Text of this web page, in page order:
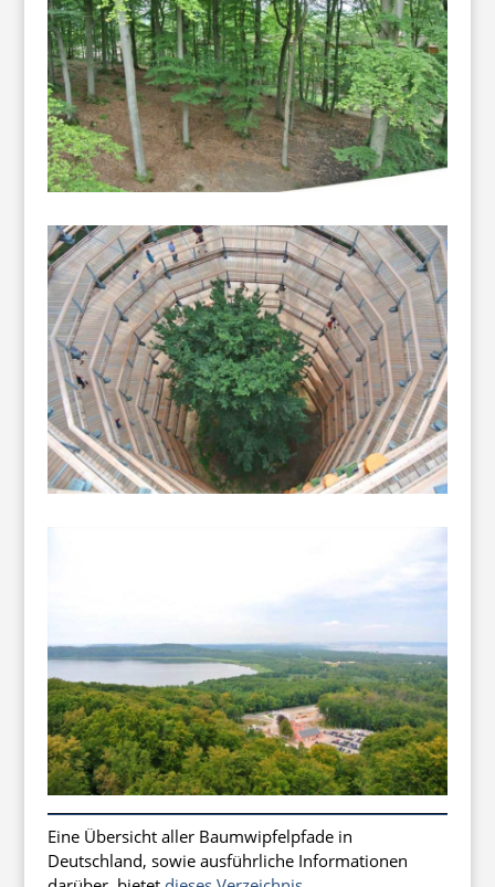
Eine Übersicht aller Baumwipfelpfade in
Deutschland, sowie ausführliche Informationen